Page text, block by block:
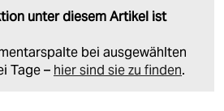
unter diesem Artikel ist
bei ausgewählten
Tage – hier sind sie zu finden.